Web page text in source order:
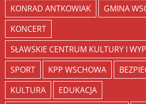
KONRAD ANTKOWIAK
GMINA
KONCERT
SŁAWSKIE CENTRUM KULTURY I
SPORT
KPP WSCHOWA
KULTURA
EDUKACJA